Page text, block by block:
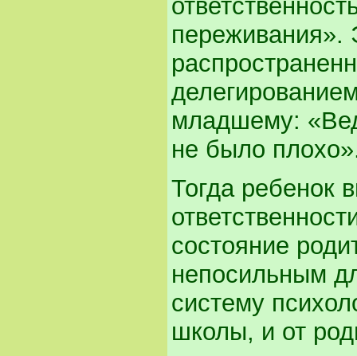
переживания».
младшему:
не было
Тогда ребенок
состояние
непосильным
систему
школы, и от